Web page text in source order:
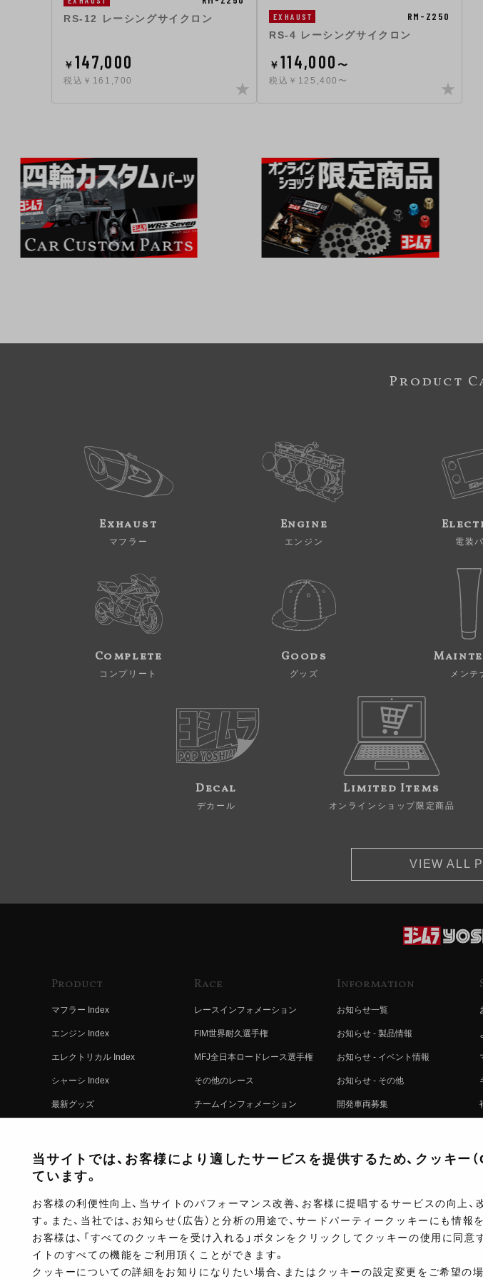
RS-12 レーシングサイクロン
￥ 147,000
税込￥161,700
EXHAUST RM-Z250
RS-4 レーシングサイクロン
￥ 114,000 〜
税込￥125,400〜
Product
Exhaust
マフラー
Engine
エンジン 電装
Complete
コンプリート
Goods
グッズ メンテ
Decal
デカール
Limited Items
オンラインショップ限定商品
VIEW ALL
Product
マフラー Index
エンジン Index
エレクトリカル Index
シャーシ Index
最新グッズ
コンプリート
Race
レースインフォメーション
FIM世界耐久選手権
MFJ全日本ロードレース選手権
その他のレース
チームインフォメーション
レースムービー
Information
お知らせ一覧
お知らせ - 製品情報
お知らせ - イベント情報
お知らせ - その他
開発車両募集
注文方法
当サイトでは、お客様により適したサービスを提供するため、クッキー
ています。
お客様の利便性向上、当サイトのパフォーマンス改善、お客様に提唱するサービスの向上、
す。また、当社では、お知らせ（広告）と分析の用途で、サードパーティークッキーにも情報
お客様は、「すべてのクッキーを受け入れる」ボタンをクリックしてクッキーの使用に同意
イトのすべての機能をご利用頂くことができます。
クッキーについての詳細をお知りになりたい場合、またはクッキーの設定変更をご希望の